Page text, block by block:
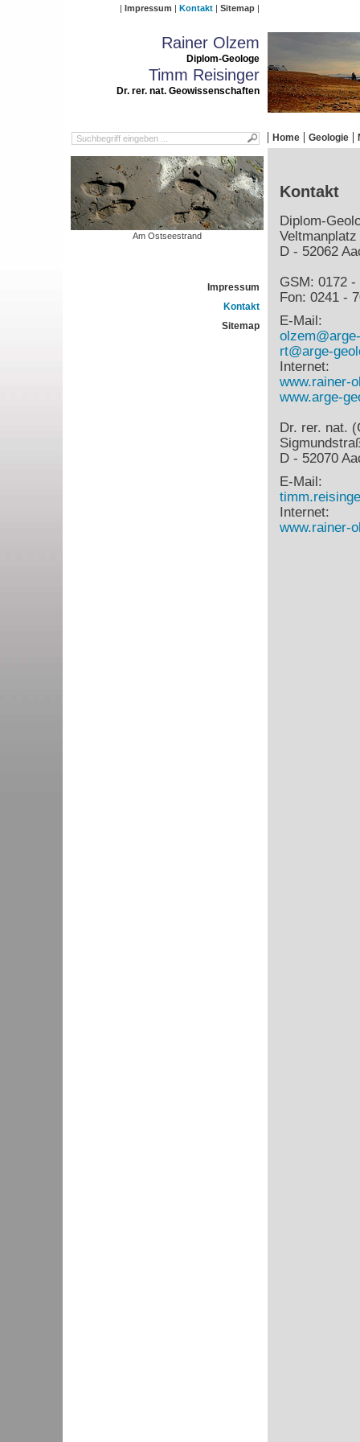
Impressum Kontakt Sitemap
Rainer Olzem
Diplom-Geologe
Timm Reisinger
Dr. rer. nat. Geowissenschaften
Home Geologie
Am Ostseestrand
Impressum
Kontakt
Sitemap
Kontakt
Diplom-
Veltmanplatz
D - 52062
GSM: 0172 -
Fon: 0241 -
E-Mail:
rt@arge-
Internet:
www.rainer-
www.arge-
Dr. rer. nat.
D - 52070
E-Mail:
Internet:
www.rainer-